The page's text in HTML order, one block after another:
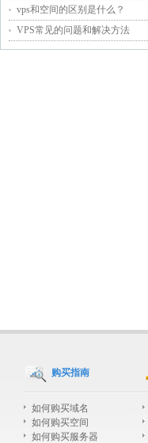
vps和空间的区别是什么？
VPS常见的问题和解决方法
购买指南
如何购买域名
如何购买空间
如何购买服务器